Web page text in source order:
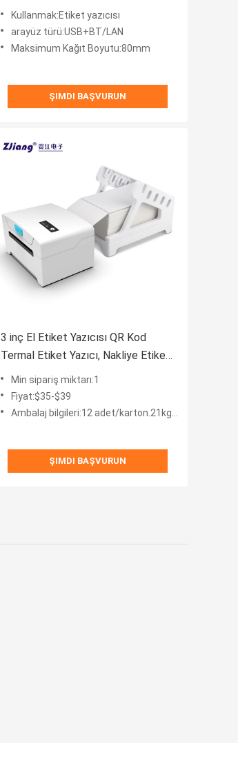
Makinesi
Kullanmak:Etiket yazıcısı
arayüz türü:USB+BT/LAN
Maksimum Kağıt Boyutu:80mm
ŞIMDI BAŞVURUN
3 inç El Etiket Yazıcısı QR Kod
Termal Etiket Yazıcı, Nakliye Etiket
Baskısı için
Min sipariş miktarı:1
Fiyat:$35-$39
Ambalaj bilgileri:12 adet/karton.21kg/karton
ŞIMDI BAŞVURUN